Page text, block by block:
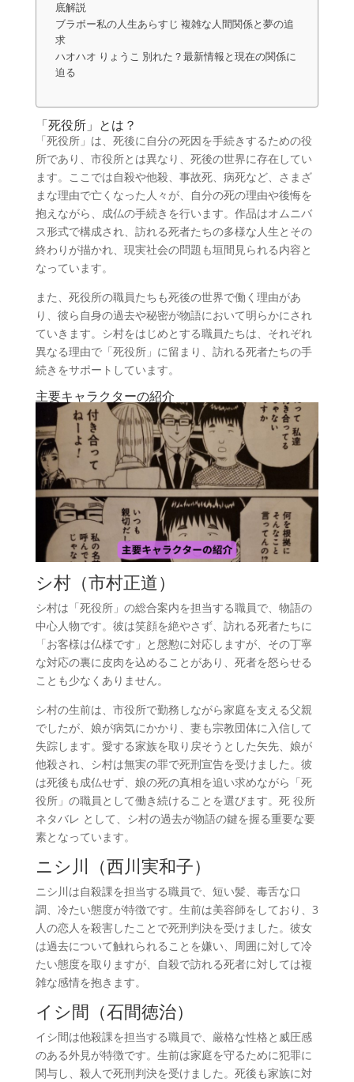
底解説
ブラボー私の人生あらすじ 複雑な人間関係と夢の追
求
ハオハオ りょうこ 別れた？最新情報と現在の関係に
迫る
「死役所」とは？
「死役所」は、死後に自分の死因を手続きするための役
所であり、市役所とは異なり、死後の世界に存在してい
ます。ここでは自殺や他殺、事故死、病死など、さまざ
まな理由で亡くなった人々が、自分の死の理由や後悔を
抱えながら、成仏の手続きを行います。作品はオムニバ
ス形式で構成され、訪れる死者たちの多様な人生とその
終わりが描かれ、現実社会の問題も垣間見られる内容と
なっています。
また、死役所の職員たちも死後の世界で働く理由があ
り、彼ら自身の過去や秘密が物語において明らかにされ
ていきます。シ村をはじめとする職員たちは、それぞれ
異なる理由で「死役所」に留まり、訪れる死者たちの手
続きをサポートしています。
主要キャラクターの紹介
シ村（市村正道）
シ村は「死役所」の総合案内を担当する職員で、物語の
中心人物です。彼は笑顔を絶やさず、訪れる死者たちに
「お客様は仏様です」と慇懃に対応しますが、その丁寧
な対応の裏に皮肉を込めることがあり、死者を怒らせる
ことも少なくありません。
シ村の生前は、市役所で勤務しながら家庭を支える父親
でしたが、娘が病気にかかり、妻も宗教団体に入信して
失踪します。愛する家族を取り戻そうとした矢先、娘が
他殺され、シ村は無実の罪で死刑宣告を受けました。彼
は死後も成仏せず、娘の死の真相を追い求めながら「死
役所」の職員として働き続けることを選びます。死 役所
ネタバレ として、シ村の過去が物語の鍵を握る重要な要
素となっています。
ニシ川（西川実和子）
ニシ川は自殺課を担当する職員で、短い髪、毒舌な口
調、冷たい態度が特徴です。生前は美容師をしており、3
人の恋人を殺害したことで死刑判決を受けました。彼女
は過去について触れられることを嫌い、周囲に対して冷
たい態度を取りますが、自殺で訪れる死者に対しては複
雑な感情を抱きます。
イシ間（石間徳治）
イシ間は他殺課を担当する職員で、厳格な性格と威圧感
のある外見が特徴です。生前は家庭を守るために犯罪に
関与し、殺人で死刑判決を受けました。死後も家族に対